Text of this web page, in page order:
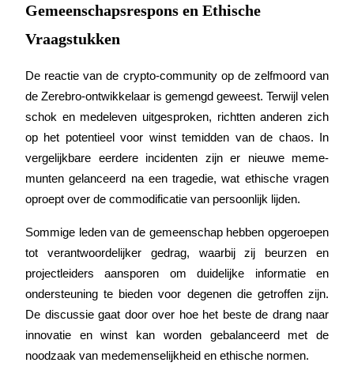
Macht varkentje
Verdien dagelijks competitieve beloningen
Uitzetten
Gemeenschapsrespons en Ethische
Vraagstukken
De reactie van de crypto-community op de zelfmoord van
de Zerebro-ontwikkelaar is gemengd geweest. Terwijl velen
schok en medeleven uitgesproken, richtten anderen zich
op het potentieel voor winst temidden van de chaos. In
vergelijkbare eerdere incidenten zijn er nieuwe meme-
munten gelanceerd na een tragedie, wat ethische vragen
oproept over de commodificatie van persoonlijk lijden.
Sommige leden van de gemeenschap hebben opgeroepen
tot verantwoordelijker gedrag, waarbij zij beurzen en
projectleiders aansporen om duidelijke informatie en
ondersteuning te bieden voor degenen die getroffen zijn.
De discussie gaat door over hoe het beste de drang naar
innovatie en winst kan worden gebalanceerd met de
noodzaak van medemenselijkheid en ethische normen.